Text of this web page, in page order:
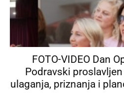
FOTO-VIDEO Dan
Podravski
ulaganja, priznanja i